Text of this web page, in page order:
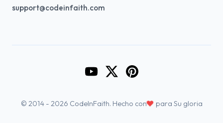
support@codeinfaith.com
Go to CodeInFaith's YouTube
Go to CodeInFaith's Twitter
Go to CodeInFaith's
© 2014 - 2026 CodeInFaith. Hecho con♥ para Su gloria